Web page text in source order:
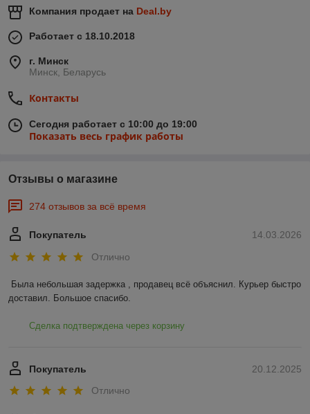
Компания продает на Deal.by
Работает с 18.10.2018
г. Минск
Минск, Беларусь
Контакты
Сегодня работает с 10:00 до 19:00
Показать весь график работы
Отзывы о магазине
274 отзывов за всё время
14.03.2026
Покупатель
Отлично
Была небольшая задержка , продавец всё объяснил. Курьер быстро
доставил. Большое спасибо.
Сделка подтверждена через корзину
20.12.2025
Покупатель
Отлично